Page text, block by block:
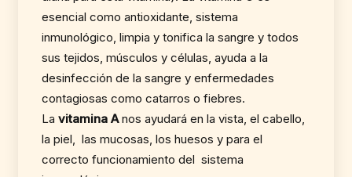
esencial como antioxidante, sistema
inmunológico, limpia y tonifica la sangre y todos
sus tejidos, músculos y células, ayuda a la
desinfección de la sangre y enfermedades
contagiosas como catarros o fiebres.
La vitamina Anos ayudará en la vista, el cabello,
la piel, las mucosas, los huesos y para el
correcto funcionamiento del sistema